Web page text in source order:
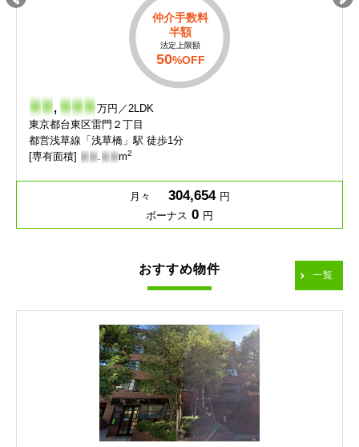
仲介手数料
半額
法定上限額
50%OFF
- - ,- - - 万円／2LDK
東京都台東区雷門２丁目
都営浅草線「浅草橋」駅 徒歩1分
[専有面積] - - .- - m2
月々 304,654 円
ボーナス 0 円
おすすめ物件 一覧